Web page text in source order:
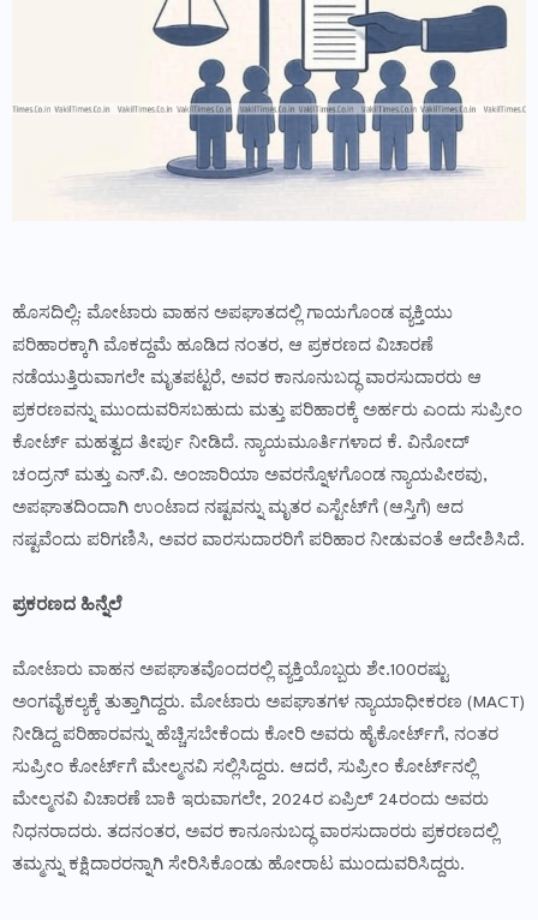
ಹೊಸದಿಲ್ಲಿ: ಮೋಟಾರು ವಾಹನ ಅಪಘಾತದಲ್ಲಿ ಗಾಯಗೊಂಡ ವ್ಯಕ್ತಿಯು
ಪರಿಹಾರಕ್ಕಾಗಿ ಮೊಕದ್ದಮೆ ಹೂಡಿದ ನಂತರ, ಆ ಪ್ರಕರಣದ ವಿಚಾರಣೆ
ನಡೆಯುತ್ತಿರುವಾಗಲೇ ಮೃತಪಟ್ಟರೆ, ಅವರ ಕಾನೂನುಬದ್ಧ ವಾರಸುದಾರರು ಆ
ಪ್ರಕರಣವನ್ನು ಮುಂದುವರಿಸಬಹುದು ಮತ್ತು ಪರಿಹಾರಕ್ಕೆ ಅರ್ಹರು ಎಂದು ಸುಪ್ರೀಂ
ಕೋರ್ಟ್ ಮಹತ್ವದ ತೀರ್ಪು ನೀಡಿದೆ. ನ್ಯಾಯಮೂರ್ತಿಗಳಾದ ಕೆ. ವಿನೋದ್
ಚಂದ್ರನ್ ಮತ್ತು ಎನ್.ವಿ. ಅಂಜಾರಿಯಾ ಅವರನ್ನೊಳಗೊಂಡ ನ್ಯಾಯಪೀಠವು,
ಅಪಘಾತದಿಂದಾಗಿ ಉಂಟಾದ ನಷ್ಟವನ್ನು ಮೃತರ ಎಸ್ಟೇಟ್‌ಗೆ (ಆಸ್ತಿಗೆ) ಆದ
ನಷ್ಟವೆಂದು ಪರಿಗಣಿಸಿ, ಅವರ ವಾರಸುದಾರರಿಗೆ ಪರಿಹಾರ ನೀಡುವಂತೆ ಆದೇಶಿಸಿದೆ.
ಪ್ರಕರಣದ ಹಿನ್ನೆಲೆ
ಮೋಟಾರು ವಾಹನ ಅಪಘಾತವೊಂದರಲ್ಲಿ ವ್ಯಕ್ತಿಯೊಬ್ಬರು ಶೇ.100ರಷ್ಟು
ಅಂಗವೈಕಲ್ಯಕ್ಕೆ ತುತ್ತಾಗಿದ್ದರು. ಮೋಟಾರು ಅಪಘಾತಗಳ ನ್ಯಾಯಾಧೀಕರಣ (MACT)
ನೀಡಿದ್ದ ಪರಿಹಾರವನ್ನು ಹೆಚ್ಚಿಸಬೇಕೆಂದು ಕೋರಿ ಅವರು ಹೈಕೋರ್ಟ್‌ಗೆ, ನಂತರ
ಸುಪ್ರೀಂ ಕೋರ್ಟ್‌ಗೆ ಮೇಲ್ಮನವಿ ಸಲ್ಲಿಸಿದ್ದರು. ಆದರೆ, ಸುಪ್ರೀಂ ಕೋರ್ಟ್‌ನಲ್ಲಿ
ಮೇಲ್ಮನವಿ ವಿಚಾರಣೆ ಬಾಕಿ ಇರುವಾಗಲೇ, 2024ರ ಏಪ್ರಿಲ್ 24ರಂದು ಅವರು
ನಿಧನರಾದರು. ತದನಂತರ, ಅವರ ಕಾನೂನುಬದ್ಧ ವಾರಸುದಾರರು ಪ್ರಕರಣದಲ್ಲಿ
ತಮ್ಮನ್ನು ಕಕ್ಷಿದಾರರನ್ನಾಗಿ ಸೇರಿಸಿಕೊಂಡು ಹೋರಾಟ ಮುಂದುವರಿಸಿದ್ದರು.